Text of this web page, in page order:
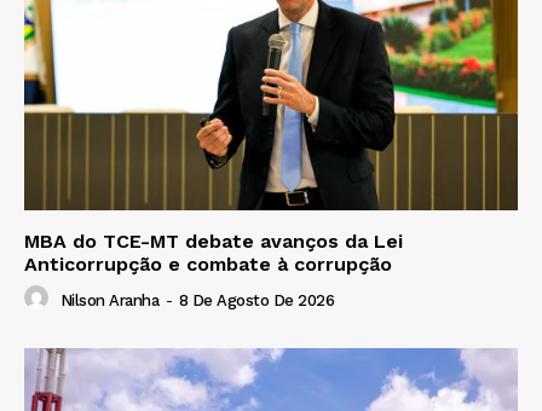
MBA do TCE-MT debate avanços da Lei
Anticorrupção e combate à corrupção
Nilson Aranha - 8 De Agosto De 2026